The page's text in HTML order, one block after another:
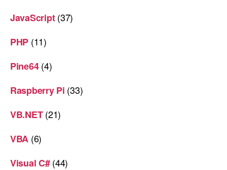
JavaScript(37)
PHP (11)
Pine64(4)
Raspberry Pi (33)
VB.NET(21)
VBA (6)
Visual C#(44)